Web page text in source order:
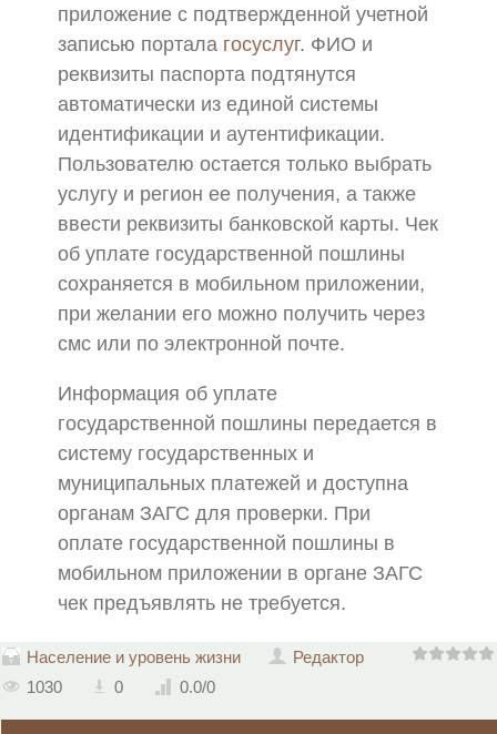
приложение с подтвержденной учетной
записью портала госуслуг. ФИО и
реквизиты паспорта подтянутся
автоматически из единой системы
идентификации и аутентификации.
Пользователю остается только выбрать
услугу и регион ее получения, а также
ввести реквизиты банковской карты. Чек
об уплате государственной пошлины
сохраняется в мобильном приложении,
при желании его можно получить через
смс или по электронной почте.
Информация об уплате
государственной пошлины передается в
систему государственных и
муниципальных платежей и доступна
органам ЗАГС для проверки. При
оплате государственной пошлины в
мобильном приложении в органе ЗАГС
чек предъявлять не требуется.
Население и уровень жизни
Редактор
1030
0 0.0/0